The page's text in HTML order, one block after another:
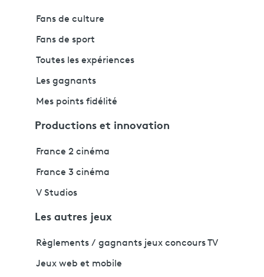
Fans de culture
Fans de sport
Toutes les expériences
Les gagnants
Mes points fidélité
Productions et innovation
France 2 cinéma
France 3 cinéma
V Studios
Les autres jeux
Règlements / gagnants jeux concours TV
Jeux web et mobile